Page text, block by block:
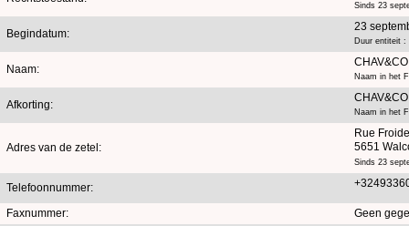
Sinds 23
Begindatum:
23
Duur entiteit :
Naam:
CHAV&CO
Naam in het
Afkorting:
CHAV&CO
Naam in het
Adres van de zetel:
Rue
5651
Sinds 23
Telefoonnummer:
Faxnummer: Geen